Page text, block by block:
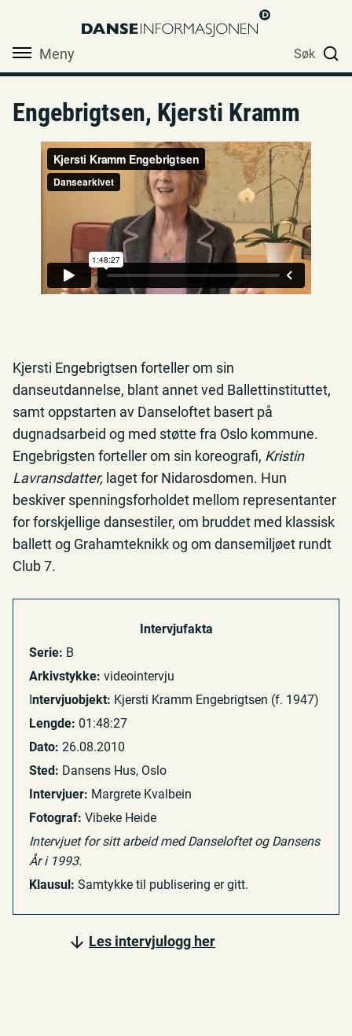
Meny Søk
Engebrigtsen, Kjersti Kramm
Kjersti Engebrigtsen forteller om sin
danseutdannelse, blant annet ved Ballettinstituttet,
samt oppstarten av Danseloftet basert på
dugnadsarbeid og med støtte fra Oslo kommune.
Engebrigsten forteller om sin koreografi, Kristin
Lavransdatter, laget for Nidarosdomen. Hun
beskiver spenningsforholdet mellom representanter
for forskjellige dansestiler, om bruddet med klassisk
ballett og Grahamteknikk og om dansemiljøet rundt
Club 7.
Intervjufakta
Serie: B
Arkivstykke: videointervju
ntervjuobjekt: Kjersti Kramm Engebrigtsen (f. 1947)
Lengde: 01:48:27
Dato: 26.08.2010
Sted: Dansens Hus, Oslo
Intervjuer: Margrete Kvalbein
Fotograf: Vibeke Heide
Intervjuet for sitt arbeid med Danseloftet og Dansens
År i 1993.
Klausul: Samtykke til publisering er gitt.
Les intervjulogg her